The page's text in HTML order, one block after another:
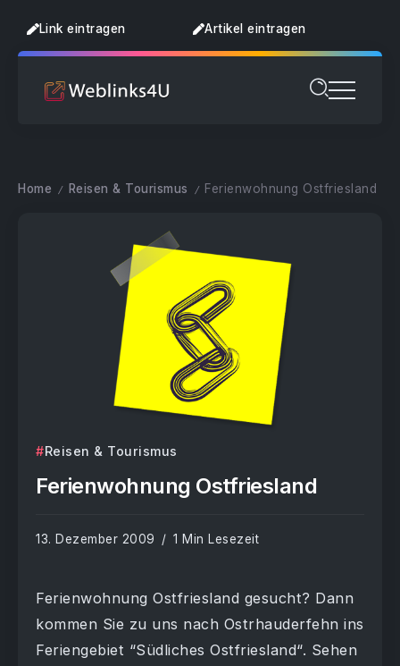
Link eintragen Artikel eintragen
Home / Reisen & Tourismus / Ferienwohnung Ostfriesland
Reisen & Tourismus
Ferienwohnung Ostfriesland
13. Dezember 2009 1 Min Lesezeit
Ferienwohnung Ostfriesland gesucht? Dann
kommen Sie zu uns nach Ostrhauderfehn ins
Feriengebiet “Südliches Ostfriesland“. Sehen